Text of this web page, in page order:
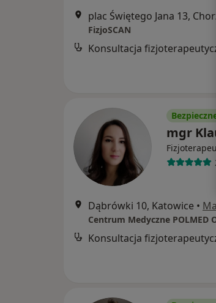
plac Świętego Jana 13,
FizjoSCAN
Konsultacja
mgr
Dąbrówki 10, Katowice •
Centrum Medyczne POLMED
Konsultacja